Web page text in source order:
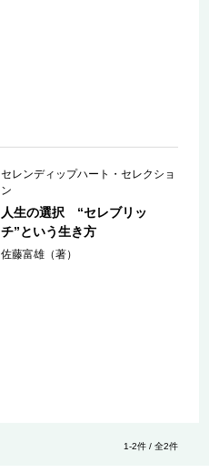
セレンディップハート・セレクショ
ン
人生の選択 “セレブリッ
チ”という生き方
佐藤富雄（著）
1-2件 / 全2件